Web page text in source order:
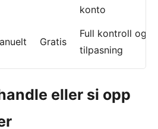
konto
Gratis
Full kontroll og
tilpasning
eller si opp